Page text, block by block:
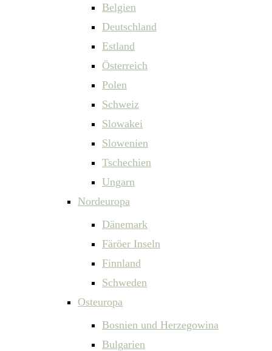
Belgien
Deutschland
Estland
Österreich
Polen
Schweiz
Slowakei
Slowenien
Tschechien
Ungarn
Nordeuropa
Dänemark
Färöer Inseln
Finnland
Schweden
Osteuropa
Bosnien und Herzegowina
Bulgarien